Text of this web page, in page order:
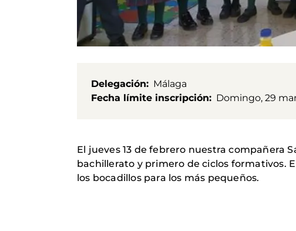
Delegación
Málaga
Fecha límite inscripción
Domingo, 29
El jueves 13 de febrero nuestra compañera
bachillerato y primero de ciclos formativos.
los bocadillos para los más pequeños.